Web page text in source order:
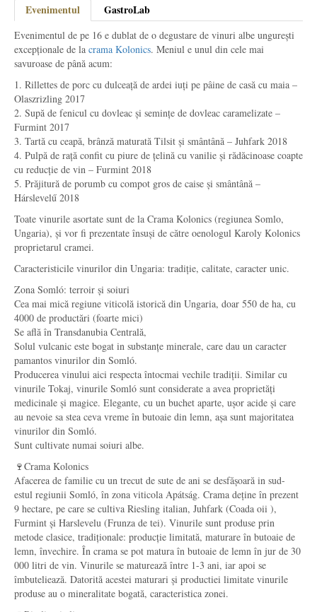
Evenimentul GastroLab
Evenimentul de pe 16 e dublat de o degustare de vinuri albe ungurești
excepționale de la crama Kolonics. Meniul e unul din cele mai
savuroase de până acum:
1. Rillettes de porc cu dulceață de ardei iuți pe pâine de casă cu maia –
Olaszrizling 2017
2. Supă de fenicul cu dovleac și semințe de dovleac caramelizate –
Furmint 2017
3. Tartă cu ceapă, brânză maturată Tilsit și smântână – Juhfark 2018
4. Pulpă de rață confit cu piure de țelină cu vanilie și rădăcinoase coapte
cu reducție de vin – Furmint 2018
5. Prăjitură de porumb cu compot gros de caise și smântână –
Hárslevelű 2018
Toate vinurile asortate sunt de la Crama Kolonics (regiunea Somlo,
Ungaria), și vor fi prezentate însuși de către oenologul Karoly Kolonics
proprietarul cramei.
Caracteristicile vinurilor din Ungaria: tradiție, calitate, caracter unic.
Zona Somló: terroir și soiuri
Cea mai mică regiune viticolă istorică din Ungaria, doar 550 de ha, cu
4000 de productări (foarte mici)
Se află în Transdanubia Centrală,
Solul vulcanic este bogat in substanțe minerale, care dau un caracter
pamantos vinurilor din Somló.
Producerea vinului aici respecta întocmai vechile tradiții. Similar cu
vinurile Tokaj, vinurile Somló sunt considerate a avea proprietăți
medicinale și magice. Elegante, cu un buchet aparte, ușor acide și care
au nevoie sa stea ceva vreme în butoaie din lemn, așa sunt majoritatea
vinurilor din Somló.
Sunt cultivate numai soiuri albe.
🍷Crama Kolonics
Afacerea de familie cu un trecut de sute de ani se desfășoară in sud-
estul regiunii Somló, în zona viticola Apátság. Crama deține în prezent
9 hectare, pe care se cultiva Riesling italian, Juhfark (Coada oii ),
Furmint și Harslevelu (Frunza de tei). Vinurile sunt produse prin
metode clasice, tradiționale: producție limitată, maturare în butoaie de
lemn, învechire. În crama se pot matura în butoaie de lemn în jur de 30
000 litri de vin. Vinurile se maturează între 1-3 ani, iar apoi se
îmbuteliează. Datorită acestei maturari și productiei limitate vinurile
produse au o mineralitate bogată, caracteristica zonei.